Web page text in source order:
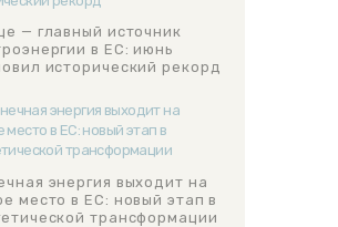
— главный источник
в ЕС: июнь
исторический рекорд
энергия выходит на
место в ЕС: новый этап в
трансформации